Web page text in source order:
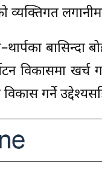
लगानीमा
विकासमा खर्च
गर्ने